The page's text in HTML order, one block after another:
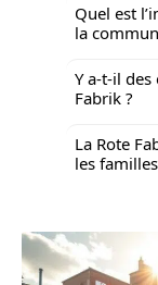
Quel est
la
Y a-t-il
Fabrik ?
La Rote
les